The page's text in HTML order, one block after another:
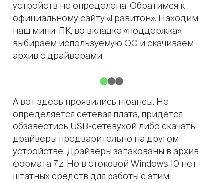
устройств не определена. Обратимся к
официальному сайту «Гравитон». Находим
наш мини-ПК, во вкладке «поддержка»,
выбираем используемую ОС и скачиваем
архив с драйверами.
А вот здесь проявились нюансы. Не
определяется сетевая плата, придётся
обзавестись USB-сетевухой либо скачать
драйверы предварительно на другом
устройстве. Драйверы запакованы в архив
формата 7z. Но в стоковой Windows 10 нет
штатных средств для работы с этим